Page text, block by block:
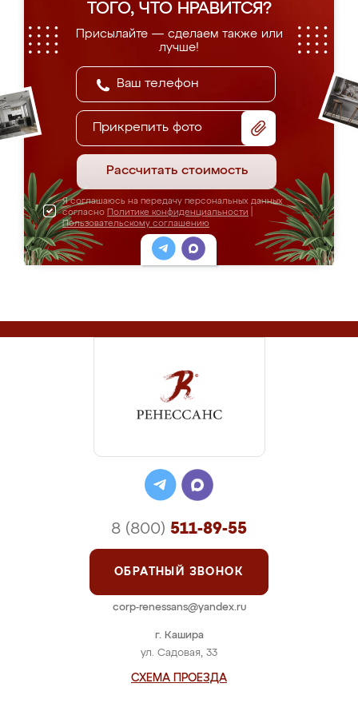
ТОГО, ЧТО НРАВИТСЯ?
Присылайте — сделаем также или
лучше!
Прикрепить фото
Рассчитать стоимость
Я соглашаюсь на передачу персональных данных
согласно Политике конфиденциальности
Пользовательскому соглашению
г. Кашира
ул. Садовая, 33
СХЕМА ПРОЕЗДА
8 (800) 511-89-55
ОБРАТНЫЙ ЗВОНОК
corp-renessans@yandex.ru